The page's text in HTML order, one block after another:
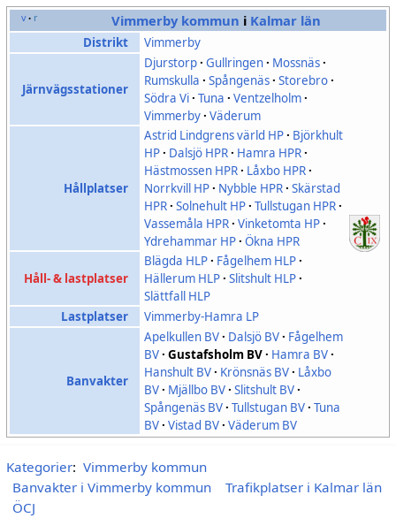
v • r Vimmerby kommun i Kalmar län
Distrikt Vimmerby
Järnvägsstationer
Djurstorp·Gullringen· Mossnäs·
Rumskulla ·Spångenäs·Storebro·
Södra Vi·Tuna ·Ventzelholm·
Vimmerby·Väderum
Hållplatser
Astrid Lindgrens värld HP· Björkhult
HP· Dalsjö HPR· Hamra HPR·
Hästmossen HPR· Låxbo HPR·
Norrkvill HP· Nybble HPR·Skärstad
HPR·Solnehult HP·Tullstugan HPR·
Vassemåla HPR·Vinketomta HP·
Ydrehammar HP·Ökna HPR
Håll- & lastplatser
Blägda HLP· Fågelhem HLP·
Hällerum HLP·Slitshult HLP·
Slättfall HLP
Lastplatser
Vimmerby-Hamra LP
Banvakter
Apelkullen BV· Dalsjö BV· Fågelhem
BV·Gustafsholm BV· Hamra BV·
Hanshult BV· Krönsnäs BV· Låxbo
BV· Mjällbo BV·Slitshult BV·
Spångenäs BV·Tullstugan BV·Tuna
BV·Vistad BV·Väderum BV
Kategorier: Vimmerby kommun
Banvakter i Vimmerby kommun
Trafikplatser i Kalmar län
ÖCJ